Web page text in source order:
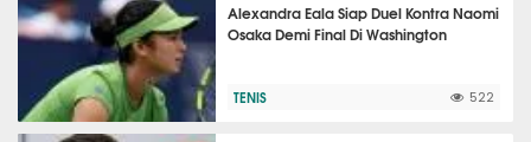
Alexandra Eala Siap Duel Kontra Naomi
Osaka Demi Final Di Washington
TENIS 522